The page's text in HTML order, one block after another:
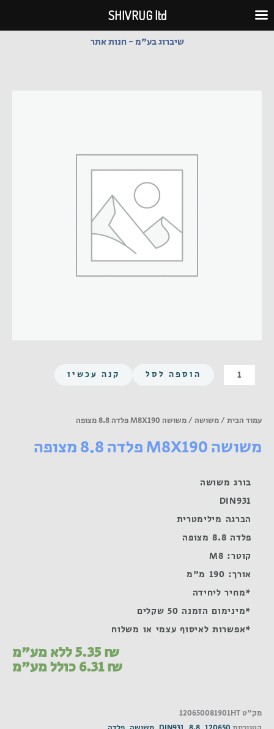
לתוכן
שיברוג בע"מ - חנות אתר
כמות
של
M8X190
8.8
הוספה לסל קנה עכשיו
עמוד הבית /משושה / משושה M8X190 פלדה 8.8 מצופה
משושה M8X190 פלדה 8.8 מצופה
בורג משושה
DIN931
הברגה מילימטרית
פלדה 8.8 מצופה
קוטר: M8
אורך: 190 מ"מ
*מחיר ליחידה
*מינימום הזמנה 50 שקלים
*אפשרות לאיסוף עצמי או משלוח
5.35₪ ללא מע"מ
6.31₪ כולל מע"מ
מק"ט120650081901HT
SHIVRUG ltd